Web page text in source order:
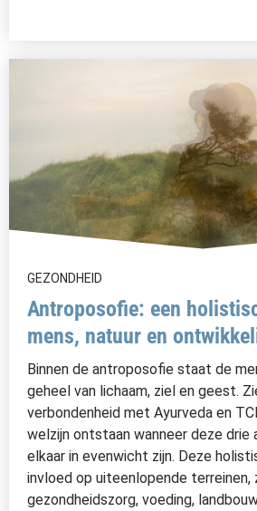
GEZONDHEID
Antroposofie: een
mens, natuur en
Binnen de antroposofie staat de
geheel van lichaam, ziel en geest.
verbondenheid met Ayurveda en
welzijn ontstaan wanneer deze
elkaar in evenwicht zijn. Deze
invloed op uiteenlopende terreinen,
gezondheidszorg, voeding,